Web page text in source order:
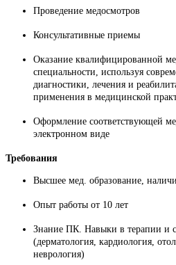
Проведение медосмотров
Консультативные приемы
Оказание квалифицированной
специальности, используя
диагностики, лечения и
применения в медицинской
Оформление соответствующей
электронном виде
Требования
Высшее мед. образование,
Опыт работы от 10 лет
Знание ПК. Навыки в терапии и
(дерматология, кардиология,
неврология)